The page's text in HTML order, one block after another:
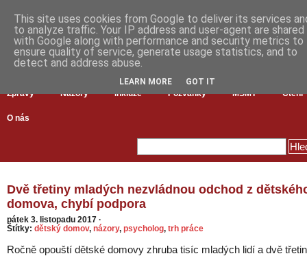
Zprávy Názory Inkluze Pozvánky MŠMT Čtení
O nás
Dvě třetiny mladých nezvládnou odchod z
domova, chybí podpora
pátek 3. listopadu 2017 ·
Štítky: dětský domov, názory, psycholog, trh práce
Ročně opouští dětské domovy zhruba tisíc mladých lidí a dvě
This site uses cookies from Google to deliver its services
to analyze traffic. Your IP address and user-agent are shared
with Google along with performance and security metrics to
ensure quality of service, generate usage statistics, and to
detect and address abuse.
LEARN MORE GOT IT